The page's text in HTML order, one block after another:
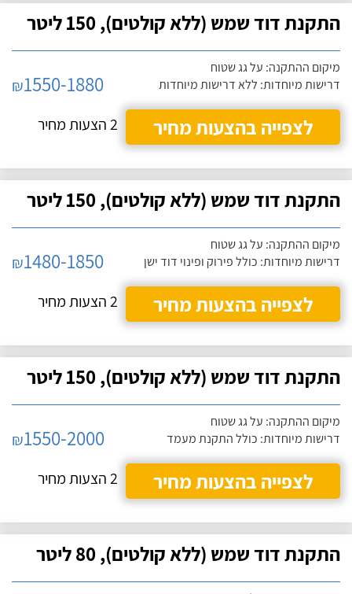
התקנת דוד שמש (ללא קולטים), 150 ליטר
מיקום ההתקנה: על גג שטוח
דרישות מיוחדות: ללא דרישות מיוחדות
₪1550-1880
לצפייה בהצעות מחיר
2 הצעות מחיר
התקנת דוד שמש (ללא קולטים), 150 ליטר
מיקום ההתקנה: על גג שטוח
דרישות מיוחדות: כולל פירוק ופינוי דוד ישן
₪1480-1850
לצפייה בהצעות מחיר
2 הצעות מחיר
התקנת דוד שמש (ללא קולטים), 150 ליטר
מיקום ההתקנה: על גג שטוח
דרישות מיוחדות: כולל התקנת מעמד
₪1550-2000
לצפייה בהצעות מחיר
2 הצעות מחיר
התקנת דוד שמש (ללא קולטים), 80 ליטר